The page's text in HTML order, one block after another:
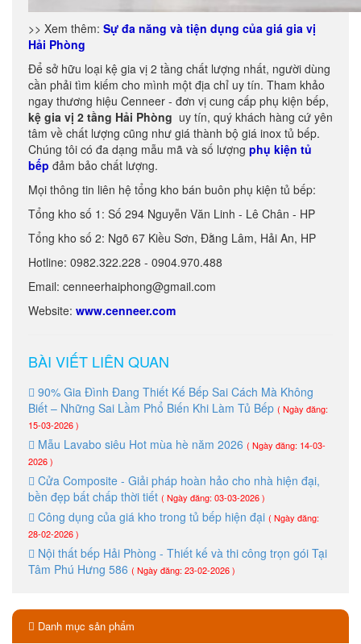
>> Xem thêm: Sự đa năng và tiện dụng của giá gia vị
Hải Phòng
Để sở hữu loại kệ gia vị 2 tầng chất lượng nhất, người dùng
cần phải tìm kiếm cho mình một địa chỉ uy tín. Tham khảo
ngay thương hiệu Cenneer - đơn vị cung cấp phụ kiện bếp,
kệ gia vị 2 tầng Hải Phòng uy tín, quý khách hàng cứ yên
tâm về chất lượng cũng như giá thành bộ giá inox tủ bếp.
Chúng tôi có đa dạng mẫu mã và số lượng phụ kiện tủ
bếp đảm bảo chất lượng.
Mọi thông tin liên hệ tổng kho bán buôn phụ kiện tủ bếp:
Tổng kho số 1: Số 294 Nguyễn Văn Linh - Lê Chân - HP
Tổng kho số 2: Ngõ 67 Kiều Sơn, Đằng Lâm, Hải An, HP
Hotline: 0982.322.228 - 0904.970.488
Email: cenneerhaiphong@gmail.com
Website: www.cenneer.com
BÀI VIẾT LIÊN QUAN
90% Gia Đình Đang Thiết Kế Bếp Sai Cách Mà Không
Biết – Những Sai Lầm Phổ Biến Khi Làm Tủ Bếp ( Ngày đăng:
15-03-2026 )
Mẫu Lavabo siêu Hot mùa hè năm 2026 ( Ngày đăng: 14-03-
2026 )
Cửa Composite - Giải pháp hoàn hảo cho nhà hiện đại,
bền đẹp bất chấp thời tiết ( Ngày đăng: 03-03-2026 )
Công dụng của giá kho trong tủ bếp hiện đại ( Ngày đăng:
28-02-2026 )
Nội thất bếp Hải Phòng - Thiết kế và thi công trọn gói Tại
Tâm Phú Hưng 586 ( Ngày đăng: 23-02-2026 )
Danh mục sản phẩm